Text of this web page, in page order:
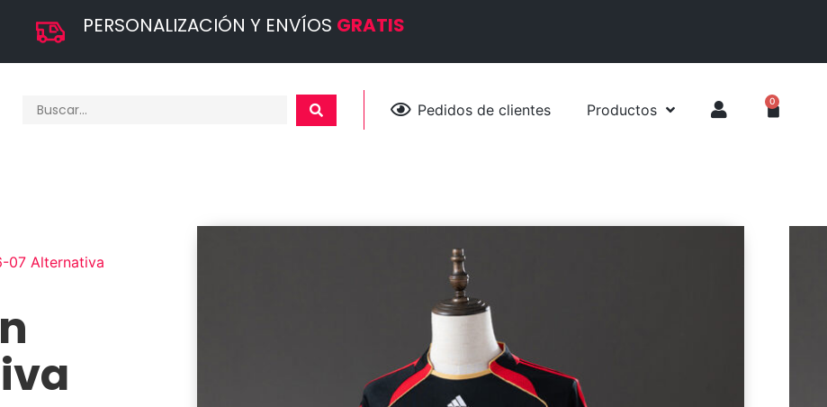
PERSONALIZACIÓN Y ENVÍOS GRATIS
Pedidos de clientes Productos 0
07 Alternativa